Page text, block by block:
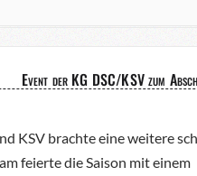
Event der KG DSC/KSV zum
KSV brachte eine weitere
feierte die Saison mit einem